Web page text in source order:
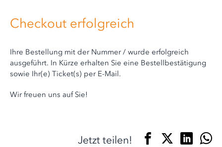
Checkout erfolgreich
Ihre Bestellung mit der Nummer/ wurde erfolgreich
ausgeführt. In Kürze erhalten Sie eine Bestellbestätigung
sowie Ihr(e) Ticket(s) per E-Mail.
Wir freuen uns auf Sie!
Jetzt teilen!